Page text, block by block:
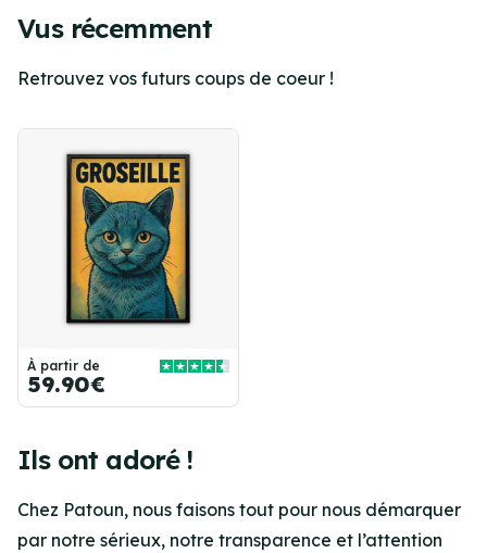
Vus récemment
Retrouvez vos futurs coups de coeur !
À partir de
59.90€
Ils ont adoré !
Chez Patoun, nous faisons tout pour nous démarquer
par notre sérieux, notre transparence et l’attention